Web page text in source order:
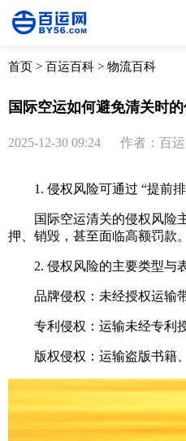
首页 > 百运百科 > 物流百科
国际空运如何避免清关时
2025-12-30 09:24 作者：百运
1. 侵权风险可通过 “提前排
国际空运清关的侵权风险主
押、销毁，甚至面临高额罚款。
2. 侵权风险的主要类型与
品牌侵权：未经授权运输带
专利侵权：运输未经专利授
版权侵权：运输盗版书籍、